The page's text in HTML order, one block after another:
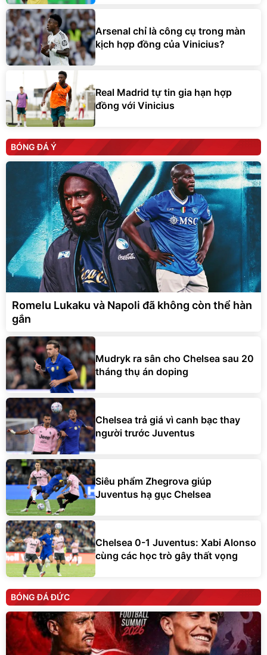
Arsenal chỉ là công cụ trong màn
kịch hợp đồng của Vinicius?
Real Madrid tự tin gia hạn hợp
đồng với Vinicius
BÓNG ĐÁ Ý
Romelu Lukaku và Napoli đã không còn thể hàn
gắn
Mudryk ra sân cho Chelsea sau 20
tháng thụ án doping
Chelsea trả giá vì canh bạc thay
người trước Juventus
Siêu phẩm Zhegrova giúp
Juventus hạ gục Chelsea
Chelsea 0-1 Juventus: Xabi Alonso
cùng các học trò gây thất vọng
BÓNG ĐÁ ĐỨC